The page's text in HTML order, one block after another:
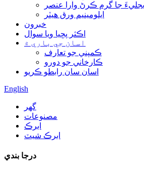
بجليءَ جا گرم ڪرڻ وارا عنصر
ايلومينيم ورق هيٽر
خبرون
اڪثر پڇيا ويا سوال
اسان جي باري ۾
ڪمپني جو تعارف
ڪارخاني جو دورو
اسان سان رابطو ڪريو
English
گھر
مصنوعات
ابرڪ
ابرڪ شيٽ
درجا بندي